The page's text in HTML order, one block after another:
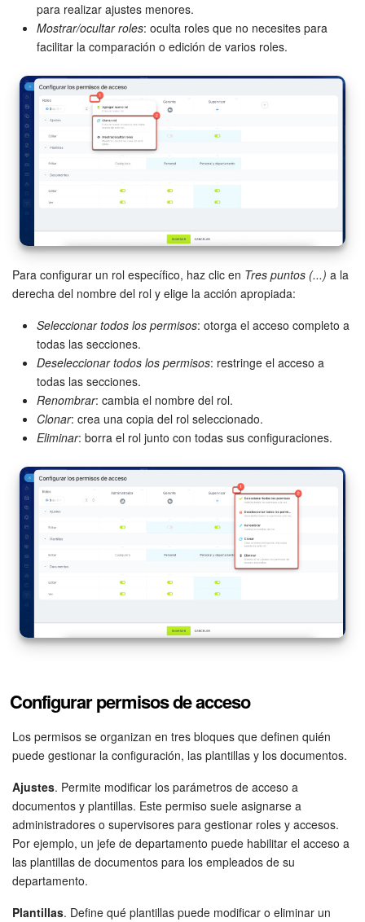
para realizar ajustes menores.
Mostrar/ocultar roles: oculta roles que no necesites para
facilitar la comparación o edición de varios roles.
Para configurar un rol específico, haz clic en Tres puntos (...) a la
derecha del nombre del rol y elige la acción apropiada:
Seleccionar todos los permisos: otorga el acceso completo a
todas las secciones.
Deseleccionar todos los permisos: restringe el acceso a
todas las secciones.
Renombrar: cambia el nombre del rol.
Clonar: crea una copia del rol seleccionado.
Eliminar: borra el rol junto con todas sus configuraciones.
Configurar permisos de acceso
Los permisos se organizan en tres bloques que definen quién
puede gestionar la configuración, las plantillas y los documentos.
Ajustes. Permite modificar los parámetros de acceso a
documentos y plantillas. Este permiso suele asignarse a
administradores o supervisores para gestionar roles y accesos.
Por ejemplo, un jefe de departamento puede habilitar el acceso a
las plantillas de documentos para los empleados de su
departamento.
Plantillas. Define qué plantillas puede modificar o eliminar un